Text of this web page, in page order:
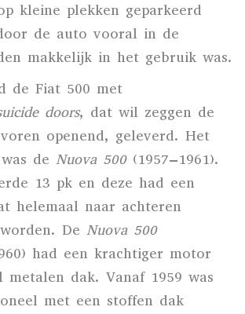
kleine plekken geparkeerd
de auto vooral in de
makkelijk in het gebruik was.
de Fiat 500 met
doors, dat wil zeggen de
openend, geleverd. Het
de Nuova 500(1957–1961).
13 pk en deze had een
helemaal naar achteren
De Nuova 500
had een krachtiger motor
metalen dak. Vanaf 1959 was
met een stoffen dak